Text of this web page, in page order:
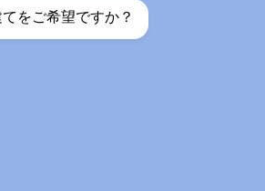
をご希望ですか？